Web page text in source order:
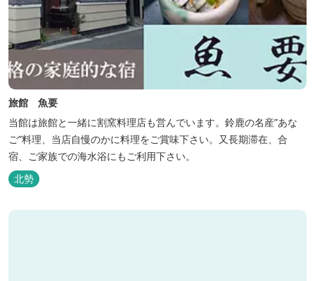
旅館 魚要
当館は旅館と一緒に割窯料理店も営んでいます。鈴鹿の名産”あな
ご”料理、当店自慢のかに料理をご賞味下さい。又長期滞在、合
宿、ご家族での海水浴にもご利用下さい。
北勢